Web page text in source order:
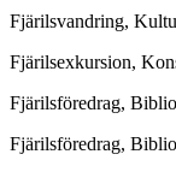
Fjärilsvandring,
Fjärilsexkursion,
Fjärilsföredrag,
Fjärilsföredrag,